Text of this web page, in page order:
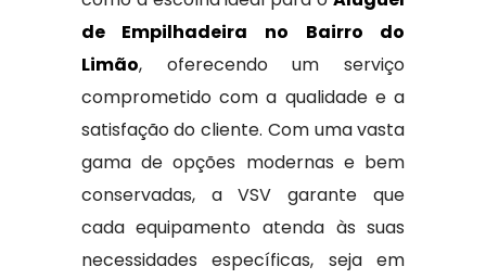
de Empilhadeira no Bairro do
Limão, oferecendo um serviço
comprometido com a qualidade e a
satisfação do cliente. Com uma vasta
gama de opções modernas e bem
conservadas, a VSV garante que
cada equipamento atenda às suas
necessidades específicas, seja em